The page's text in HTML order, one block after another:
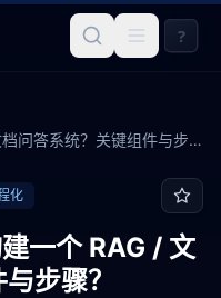
?
问答系统？关键组件与步
化
一个 RAG / 文
步骤？